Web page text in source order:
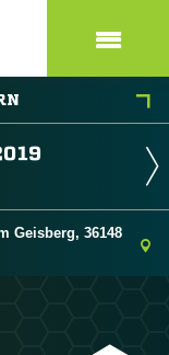
Geisberg, 36148